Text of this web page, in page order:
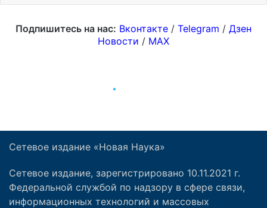
Сетевое издание «Новая Наука»
Сетевое издание, зарегистрировано 10.11.2021 г.
Федеральной службой по надзору в сфере связи,
информационных технологий и массовых